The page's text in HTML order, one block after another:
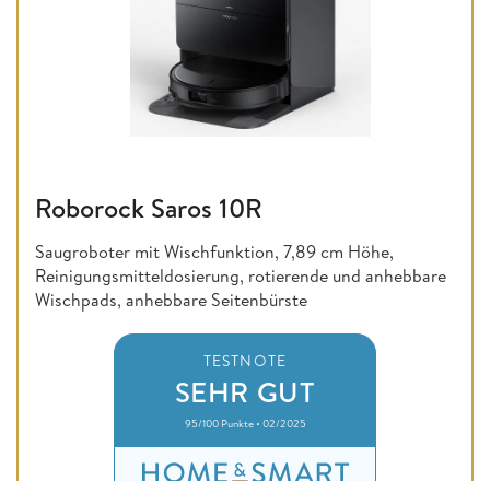
Roborock Saros 10R
Saugroboter mit Wischfunktion, 7,89 cm Höhe,
Reinigungsmitteldosierung, rotierende und anhebbare
Wischpads, anhebbare Seitenbürste
TESTNOTE
SEHR GUT
95/100 Punkte • 02/2025